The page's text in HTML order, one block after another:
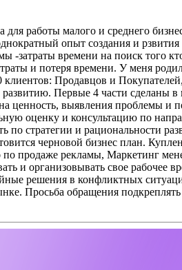
работы малого и среднего
опыт создания и рзвития
времени на поиск того кто
и потеря времени. У меня
Продавцов и
Первые 4 части сделаны
ценность, выявления проблемы и
оценку и консультацию по
по стратегии и рациональности
черновой бизнес план.
продаже рекламы, Маркетинг
и организовывать свое рабочее
решения в конфликтных
Просьба обращения